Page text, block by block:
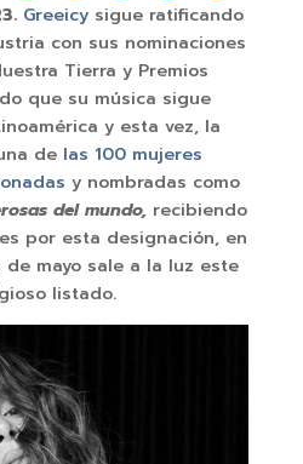
Greeicy sigue ratificando
con sus nominaciones
Tierra y Premios
que su música sigue
y esta vez, la
de las 100 mujeres
y nombradas como
del mundo, recibiendo
por esta designación, en
mayo sale a la luz este
listado.